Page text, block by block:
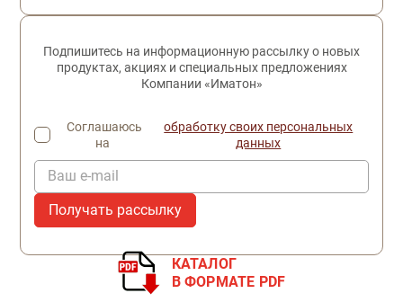
Подпишитесь на информационную рассылку о новых
продуктах, акциях и специальных предложениях
Компании «Иматон»
Соглашаюсь
на
обработку своих персональных
данных
Ваш e-mail
КАТАЛОГ
В ФОРМАТЕ PDF